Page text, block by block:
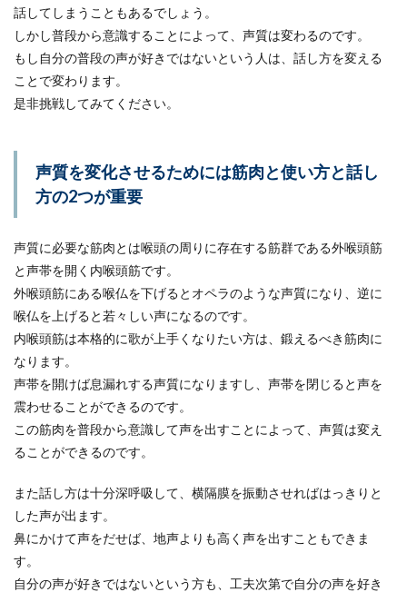
話してしまうこともあるでしょう。
しかし普段から意識することによって、声質は変わるのです。
もし自分の普段の声が好きではないという人は、話し方を変える
ことで変わります。
是非挑戦してみてください。
声質を変化させるためには筋肉と使い方と話し
方の2つが重要
声質に必要な筋肉とは喉頭の周りに存在する筋群である外喉頭筋
と声帯を開く内喉頭筋です。
外喉頭筋にある喉仏を下げるとオペラのような声質になり、逆に
喉仏を上げると若々しい声になるのです。
内喉頭筋は本格的に歌が上手くなりたい方は、鍛えるべき筋肉に
なります。
声帯を開けば息漏れする声質になりますし、声帯を閉じると声を
震わせることができるのです。
この筋肉を普段から意識して声を出すことによって、声質は変え
ることができるのです。
また話し方は十分深呼吸して、横隔膜を振動させればはっきりと
した声が出ます。
鼻にかけて声をだせば、地声よりも高く声を出すこともできま
す。
自分の声が好きではないという方も、工夫次第で自分の声を好き